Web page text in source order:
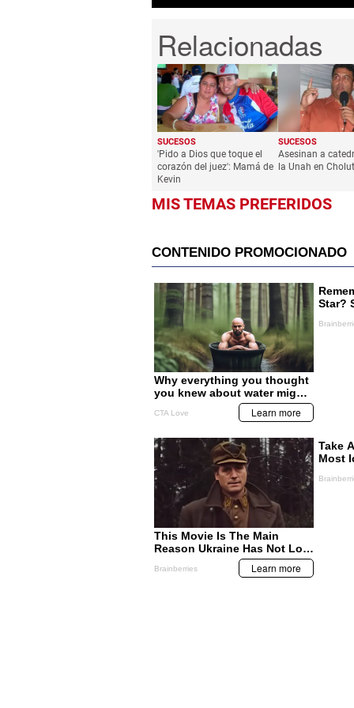
SUCESOS
'Pido a Dios que toque el
corazón del juez': Mamá de
Kevin
SUCESOS
Asesinan a
la Unah en
MIS TEMAS PREFERIDOS